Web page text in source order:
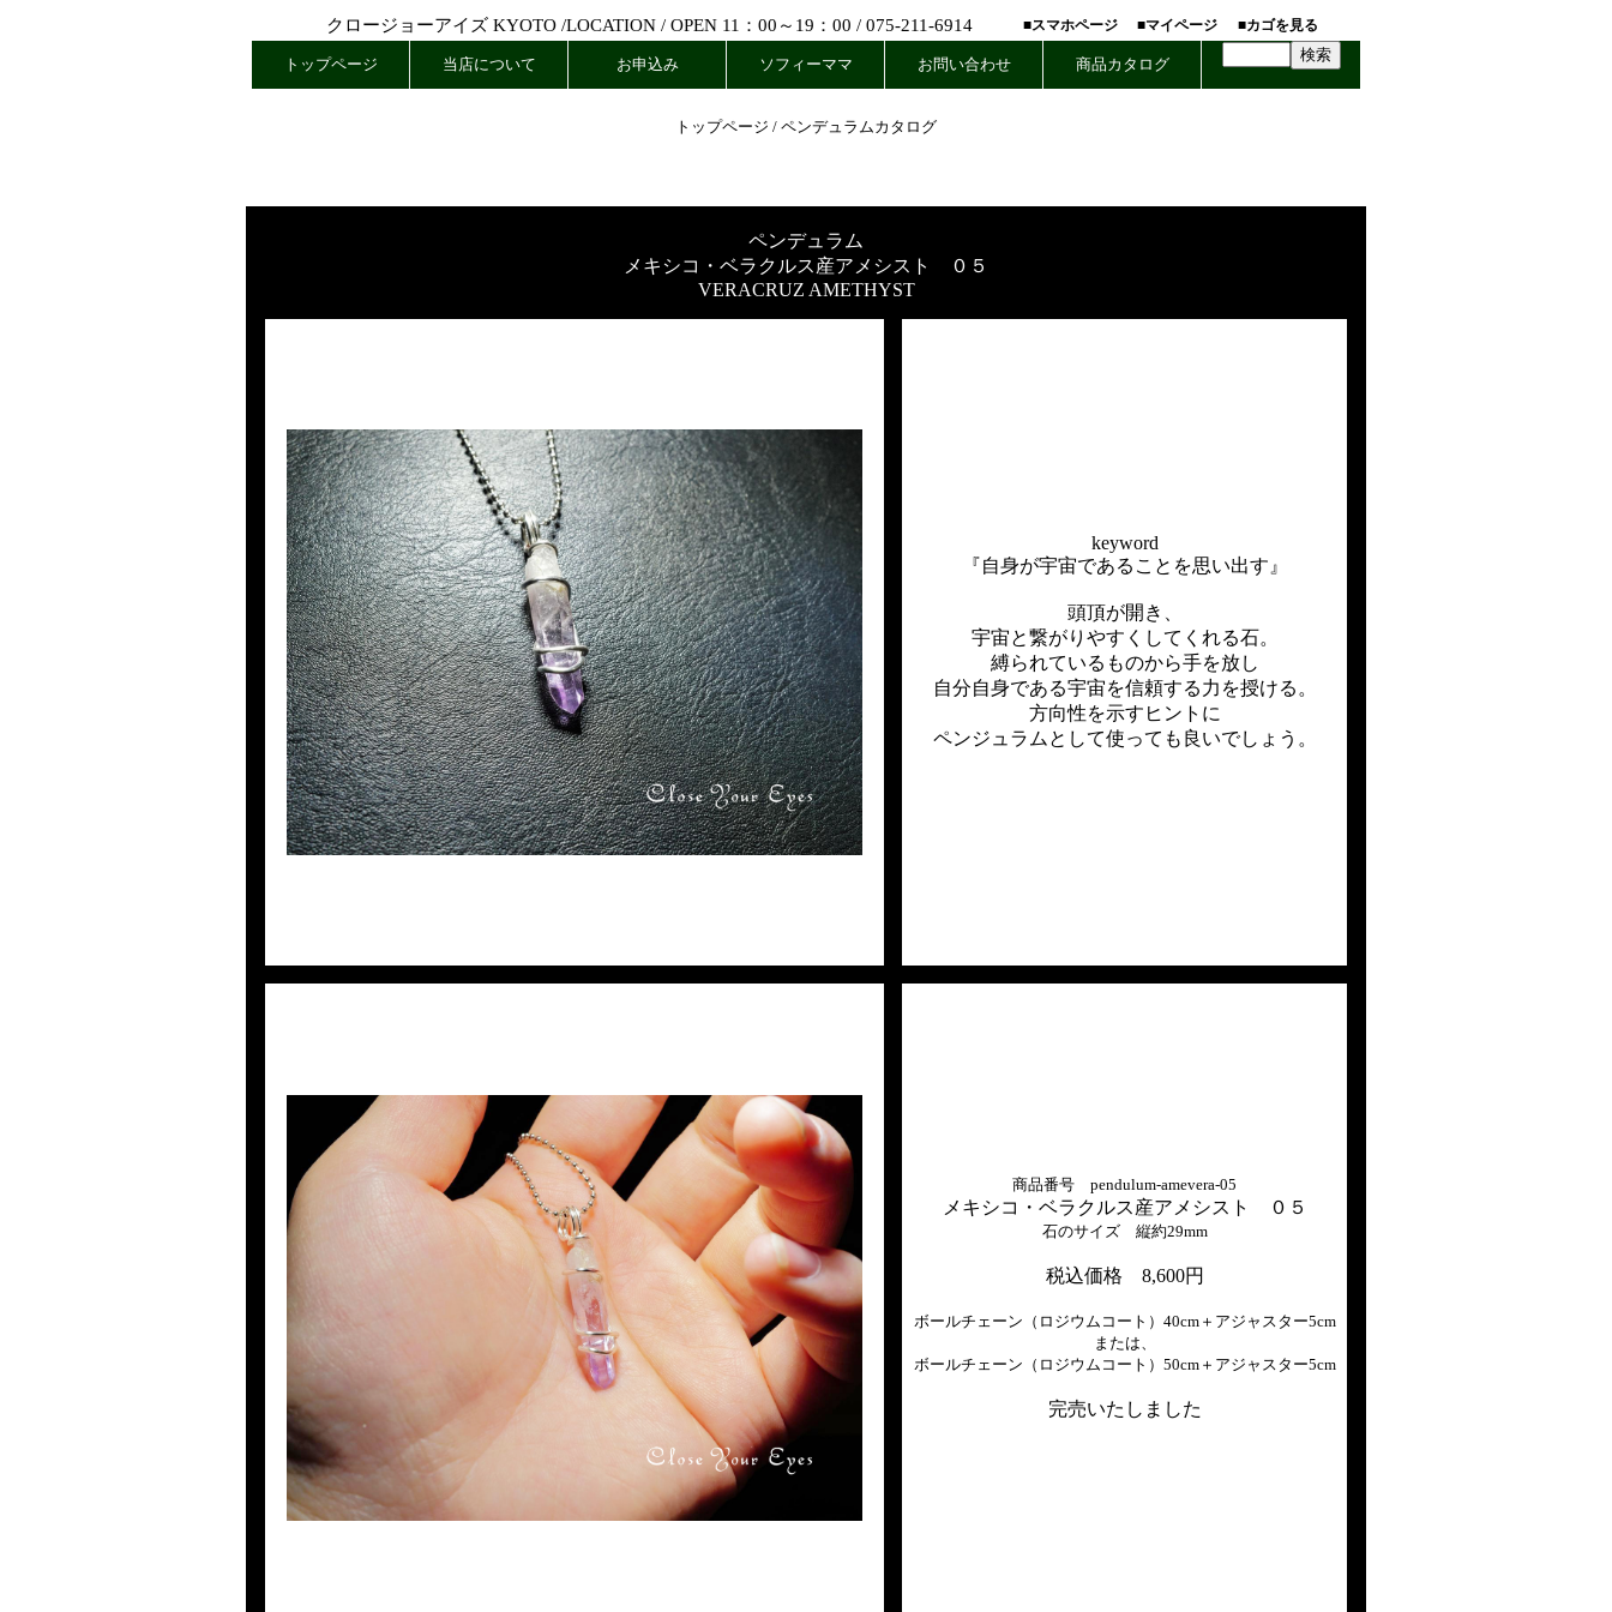
クロージョーアイズ KYOTO /LOCATION/ OPEN 11：00～19：00 / 075-211-6914 ■スマホページ ■マイページ ■カゴを見る
トップページ 当店について お申込み ソフィーママ お問い合わせ 商品カタログ
トップページ / ペンデュラムカタログ
ペンデュラム
メキシコ・ベラクルス産アメシスト ０５
VERACRUZ AMETHYST
keyword
『自身が宇宙であることを思い出す』
頭頂が開き、
宇宙と繋がりやすくしてくれる石。
縛られているものから手を放し
自分自身である宇宙を信頼する力を授ける。
方向性を示すヒントに
ペンジュラムとして使っても良いでしょう。
商品番号 pendulum-amevera-05
メキシコ・ベラクルス産アメシスト ０５
石のサイズ 縦約29mm
税込価格 8,600円
ボールチェーン（ロジウムコート）40cm＋アジャスター5cm
または、
ボールチェーン（ロジウムコート）50cm＋アジャスター5cm
完売いたしました